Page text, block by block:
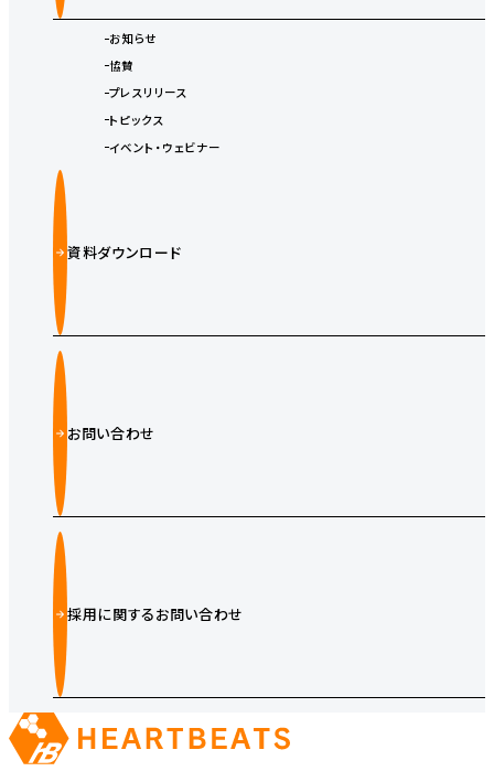
お知らせ
協賛
プレスリリース
トピックス
イベント・ウェビナー
資料ダウンロード
お問い合わせ
採用に関するお問い合わせ